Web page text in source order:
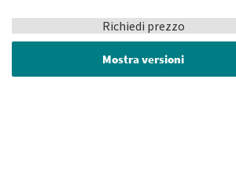
Richiedi prezzo
Mostra versioni